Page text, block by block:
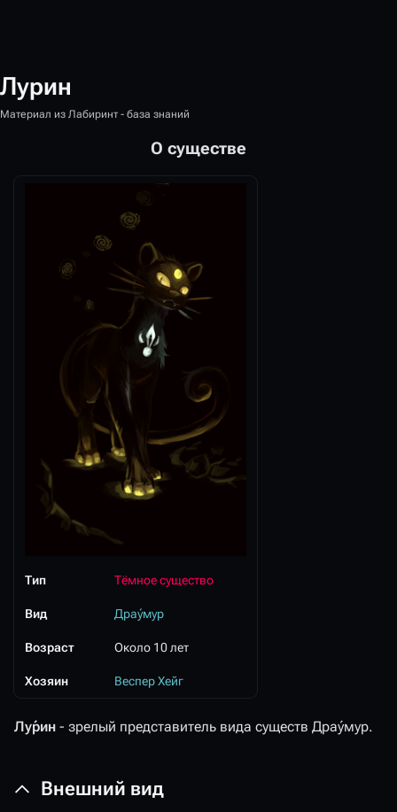
Лурин
Материал из Лабиринт - база знаний
О существе
Тип Тёмное существо
Вид Дра́умур
Возраст Около 10 лет
Хозяин Веспер Хейг
Лу́рин - зрелый представитель вида существ Дра́умур.
Внешний вид